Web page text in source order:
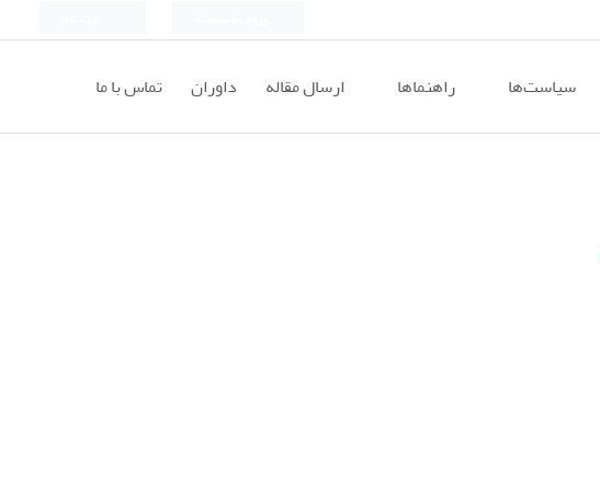
سیاست‌ها راهنماها ارسال مقاله داوران تماس با ما